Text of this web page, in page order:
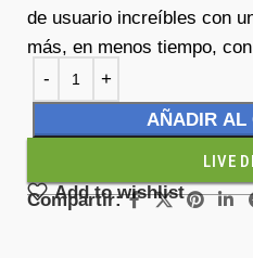
de usuario increíbles con
más, en menos tiempo,
AÑADIR AL
LIVE
Add to wishlist
Compartir: